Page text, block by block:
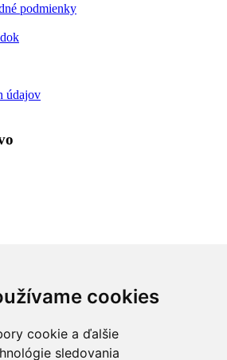
cookies
cookie a ďalšie
sledovania
podmienky
údajov